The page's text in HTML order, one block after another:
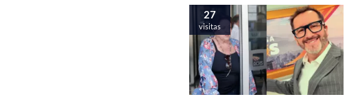
27
visitas